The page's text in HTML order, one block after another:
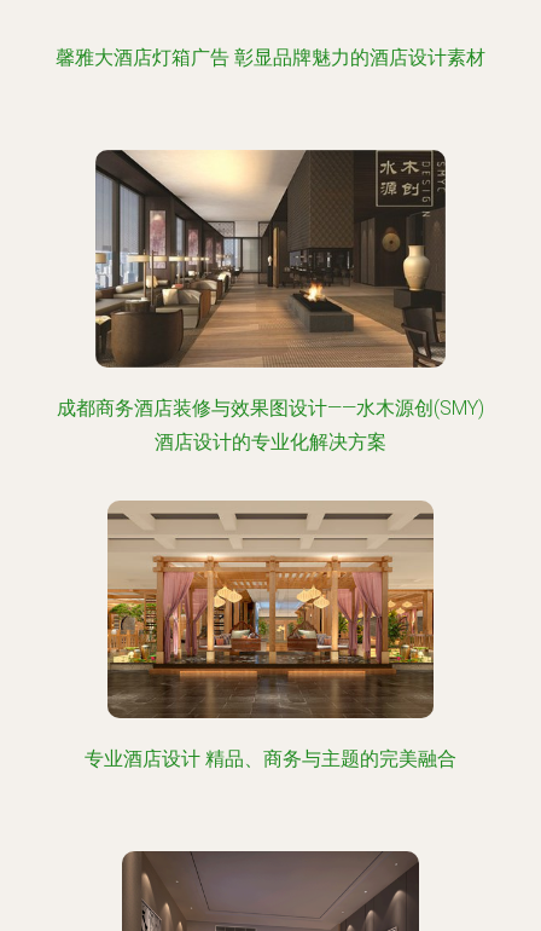
馨雅大酒店灯箱广告 彰显品牌魅力的酒店设计素材
成都商务酒店装修与效果图设计——水木源创(SMY)
酒店设计的专业化解决方案
专业酒店设计 精品、商务与主题的完美融合